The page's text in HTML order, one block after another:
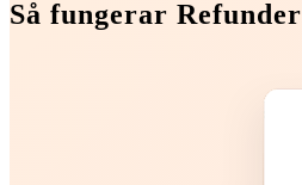
Så fungerar Refunder